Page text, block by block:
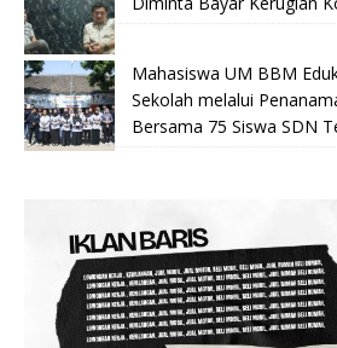
Mahasiswa UM BBM
Sekolah melalui
Bersama 75 Siswa SDN